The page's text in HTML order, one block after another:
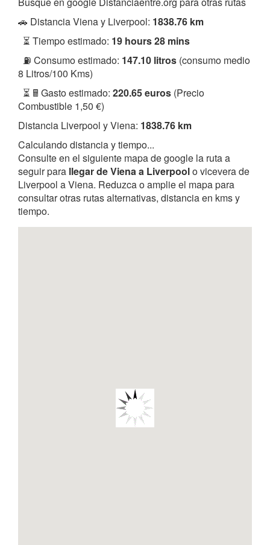
🚗 Distancia Viena y Liverpool: 1838.76 km
⏳ Tiempo estimado: 19 hours 28 mins
⛽ Consumo estimado: 147.10 litros (consumo medio
8 Litros/100 Kms)
⏳ 🖩 Gasto estimado: 220.65 euros (Precio
Combustible 1,50 €)
Distancia Liverpool y Viena: 1838.76 km
Calculando distancia y tiempo...
Consulte en el siguiente mapa de google la ruta a
seguir para llegar de Viena a Liverpoolo vicevera de
Liverpool a Viena. Reduzca o amplie el mapa para
consultar otras rutas alternativas, distancia en kms y
tiempo.